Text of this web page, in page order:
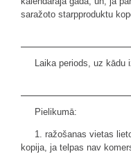
saražoto starpproduktu
Laika periods, uz kādu
Pielikumā:
1. ražošanas vietas
kopija, ja telpas nav